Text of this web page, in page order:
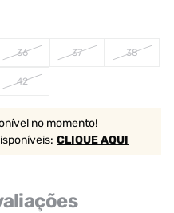
36 37 38
42
no momento!
: CLIQUE AQUI